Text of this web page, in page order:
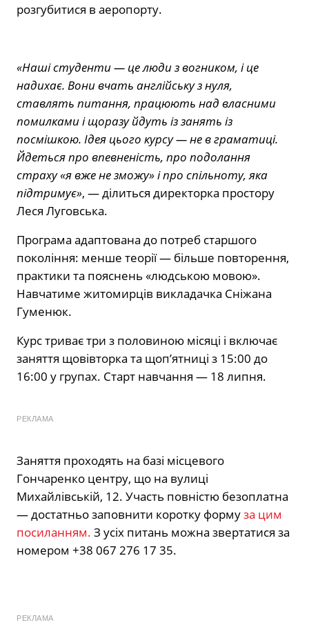
розгубитися в аеропорту.
«Наші студенти — це люди з вогником, і це
надихає. Вони вчать англійську з нуля,
ставлять питання, працюють над власними
помилками і щоразу йдуть із занять із
посмішкою. Ідея цього курсу — не в граматиці.
Йдеться про впевненість, про подолання
страху «я вже не зможу» і про спільноту, яка
підтримує», — ділиться директорка простору
Леся Луговська.
Програма адаптована до потреб старшого
покоління: менше теорії — більше повторення,
практики та пояснень «людською мовою».
Навчатиме житомирців викладачка Сніжана
Гуменюк.
Курс триває три з половиною місяці і включає
заняття щовівторка та щоп’ятниці з 15:00 до
16:00 у групах. Старт навчання — 18 липня.
РЕКЛАМА
Заняття проходять на базі місцевого
Гончаренко центру, що на вулиці
Михайлівській, 12. Участь повністю безоплатна
— достатньо заповнити коротку формуза цим
посиланням. З усіх питань можна звертатися за
номером +38 067 276 17 35.
РЕКЛАМА